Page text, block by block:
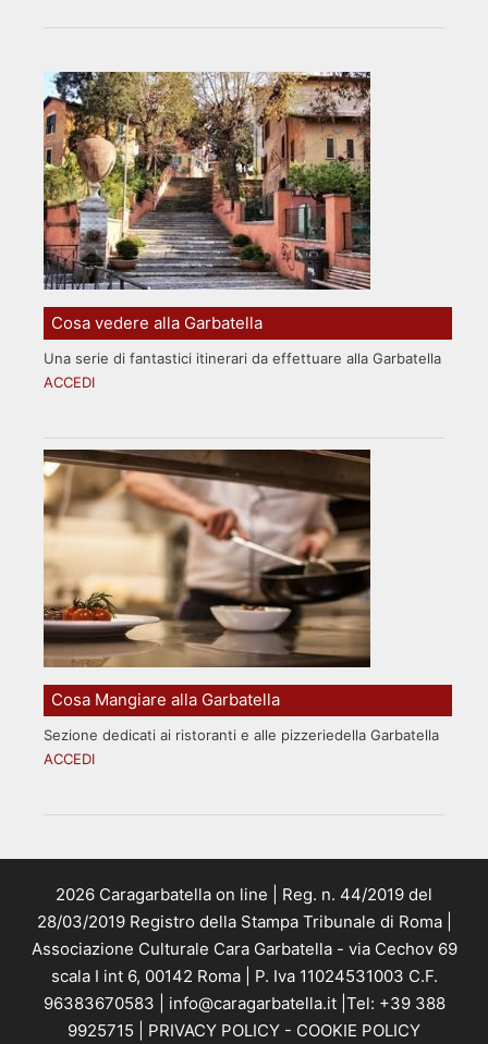
Cosa vedere alla Garbatella
Una serie di fantastici itinerari da effettuare alla Garbatella
ACCEDI
Cosa Mangiare alla Garbatella
Sezione dedicati ai ristoranti e alle pizzeriedella Garbatella
ACCEDI
2026 Caragarbatella on line | Reg. n. 44/2019 del
28/03/2019 Registro della Stampa Tribunale di Roma |
Associazione Culturale Cara Garbatella - via Cechov 69
scala I int 6, 00142 Roma | P. Iva 11024531003 C.F.
96383670583 | info@caragarbatella.it |Tel: +39 388
9925715 |
PRIVACY POLICY - COOKIE POLICY